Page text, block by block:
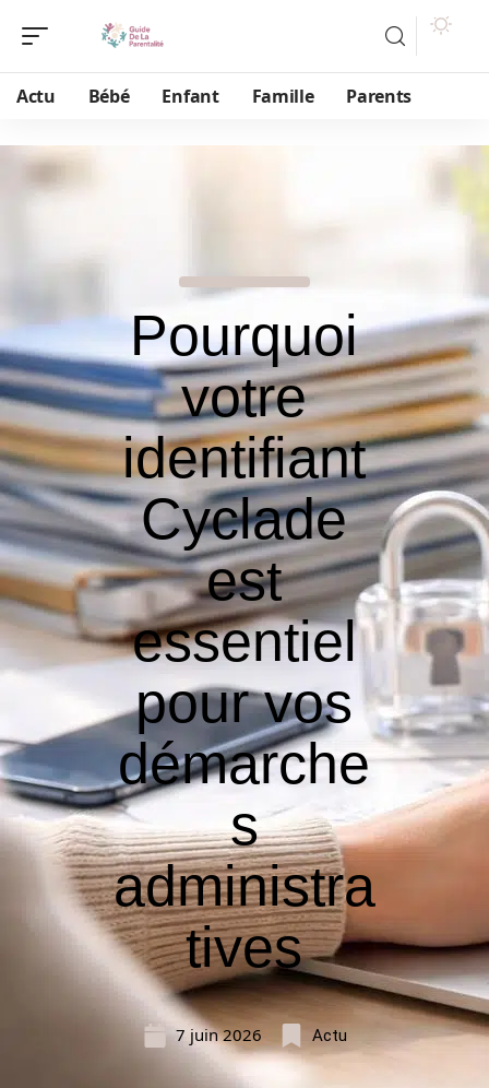
Actu Bébé Enfant Famille Parents
Pourquoi
votre
identifiant
Cyclade
est
essentiel
pour vos
démarche
s
administra
tives
7 juin 2026 Actu